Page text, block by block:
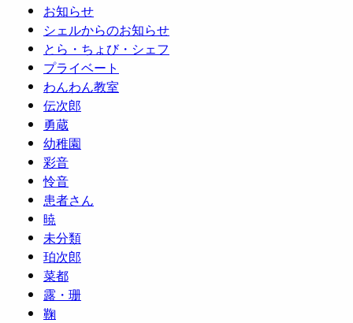
お知らせ
シェルからのお知らせ
とら・ちょび・シェフ
プライベート
わんわん教室
伝次郎
勇蔵
幼稚園
彩音
怜音
患者さん
暁
未分類
珀次郎
菜都
露・珊
鞠